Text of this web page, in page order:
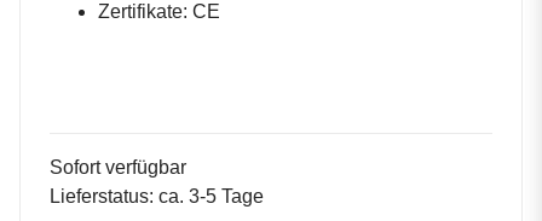
Zertifikate: CE
Sofort verfügbar
Lieferstatus: ca. 3-5 Tage